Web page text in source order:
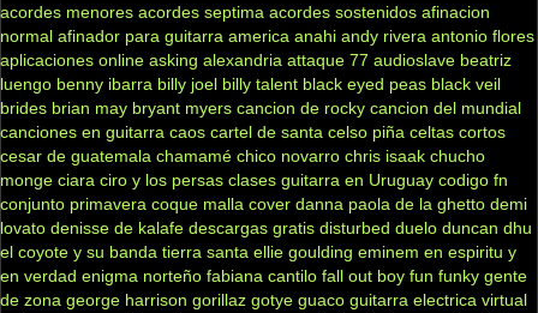
acordes menores acordes septima acordes sostenidos afinacion
normal afinador para guitarra america anahi andy rivera antonio flores
aplicaciones online asking alexandria attaque 77 audioslave beatriz
luengo benny ibarra billy joel billy talent black eyed peas black veil
brides brian may bryant myers cancion de rocky cancion del mundial
canciones en guitarra caos cartel de santa celso piña celtas cortos
cesar de guatemala chamamé chico novarro chris isaak chucho
monge ciara ciro y los persas clases guitarra en Uruguay codigo fn
conjunto primavera coque malla cover danna paola de la ghetto demi
lovato denisse de kalafe descargas gratis disturbed duelo duncan dhu
el coyote y su banda tierra santa ellie goulding eminem en espiritu y
en verdad enigma norteño fabiana cantilo fall out boy fun funky gente
de zona george harrison gorillaz gotye guaco guitarra electrica virtual